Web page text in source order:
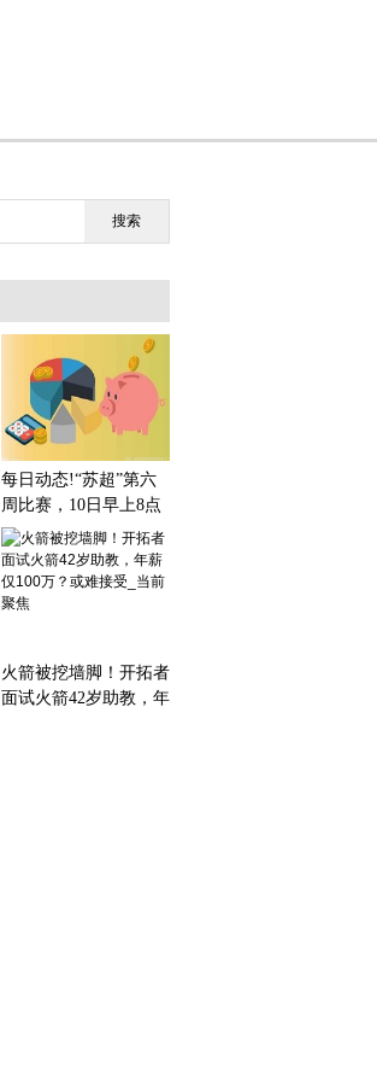
搜索
每日动态!“苏超”第六
周比赛，10日早上8点
起预约购票！
火箭被挖墙脚！开拓者
面试火箭42岁助教，年